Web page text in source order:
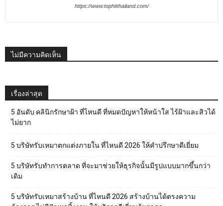
https://www.tophitthailand.com/
ไม่มีความคิดเห็น
เรื่องล่าสุด
5 อันดับ คลินิกรักษาฝ้า ที่ไหนดี ที่หมดปัญหาให้หน้าใส ไร้ฝ้าและสิวได้
ไม่ยาก
5 บริษัทรับเหมาตกแต่งภายใน ที่ไหนดี 2026 ให้คำปรึกษาดีเยี่ยม
5 บริษัทรับทำการตลาด ที่จะมาช่วยให้ธุรกิจนั้นมีรูปแบบมากขึ้นกว่า
เดิม
5 บริษัทรับเหมาสร้างบ้าน ที่ไหนดี 2026 สร้างบ้านได้ตรงความ